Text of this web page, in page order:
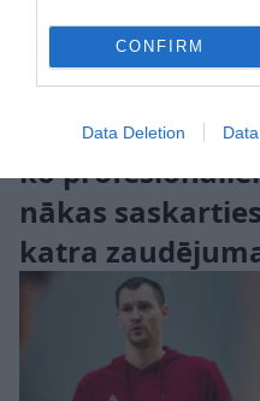
CONFIRM
Data Deletion
Tik nežēlīgi!
ko
nākas
katra